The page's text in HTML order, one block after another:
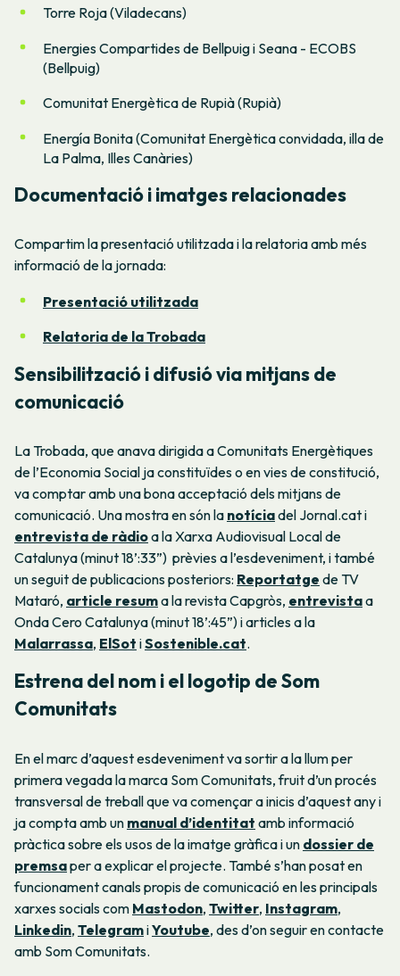
Torre Roja (Viladecans)
Energies Compartides de Bellpuig i Seana - ECOBS
(Bellpuig)
Comunitat Energètica de Rupià (Rupià)
Energía Bonita (Comunitat Energètica convidada, illa de
La Palma, Illes Canàries)
Documentació i imatges relacionades
Compartim la presentació utilitzada i la relatoria amb més
informació de la jornada:
Presentació utilitzada
Relatoria de la Trobada
Sensibilització i difusió via mitjans de
comunicació
La Trobada, que anava dirigida a Comunitats Energètiques
de l’Economia Social ja constituïdes o en vies de constitució,
va comptar amb una bona acceptació dels mitjans de
comunicació. Una mostra en són la notíciadel Jornal.cat i
entrevista de ràdioa la Xarxa Audiovisual Local de
Catalunya (minut 18’:33”) prèvies a l’esdeveniment, i també
un seguit de publicacions posteriors: Reportatge de TV
Mataró, article resuma la revista Capgròs, entrevistaa
Onda Cero Catalunya (minut 18’:45”) i articles a la
Malarrassa, ElSot iSostenible.cat.
Estrena del nom i el logotip de Som
Comunitats
En el marc d’aquest esdeveniment va sortir a la llum per
primera vegada la marca Som Comunitats, fruit d’un procés
transversal de treball que va començar a inicis d’aquest any i
ja compta amb un manual d’identitat amb informació
pràctica sobre els usos de la imatge gràfica i un dossier de
premsaper a explicar el projecte. També s’han posat en
funcionament canals propis de comunicació en les principals
xarxes socials com Mastodon, Twitter, Instagram,
Linkedin, TelegramiYoutube, des d’on seguir en contacte
amb Som Comunitats.